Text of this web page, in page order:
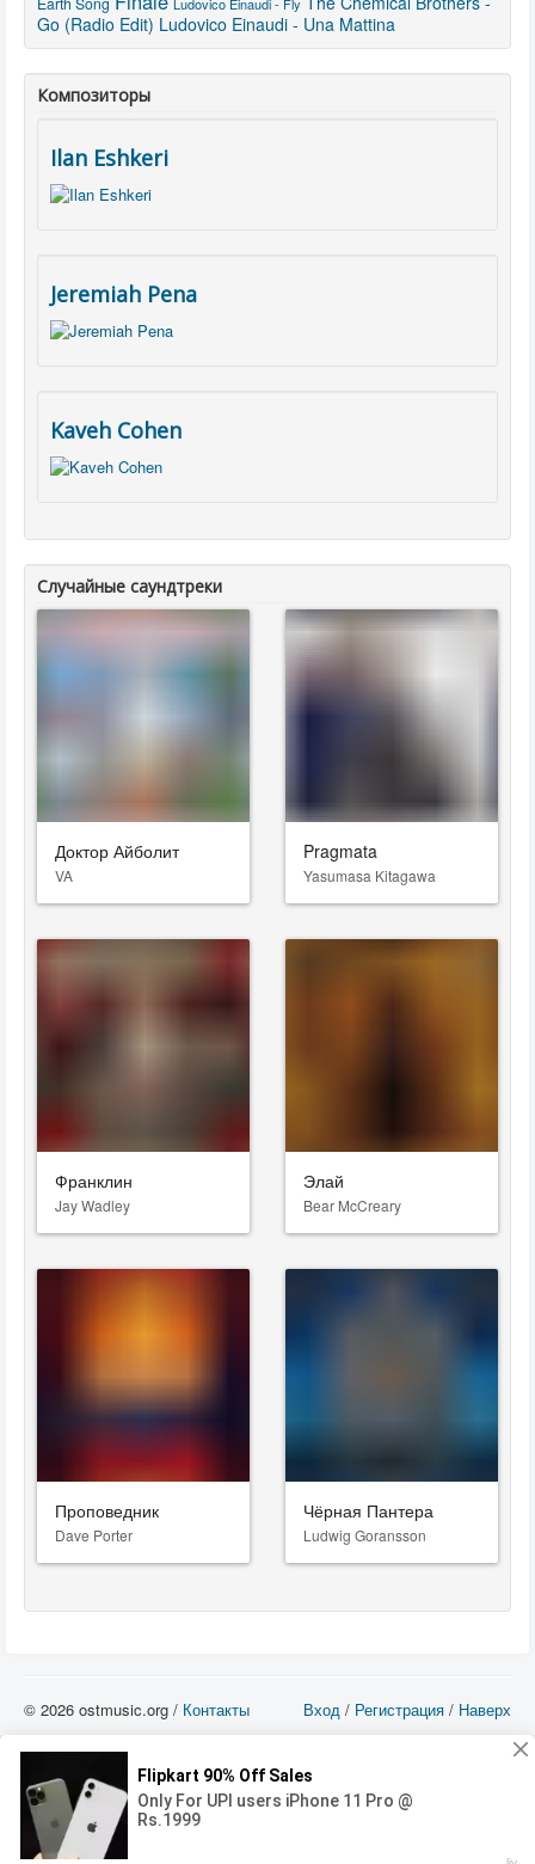
Go (Radio Edit) Ludovico Einaudi - Una Mattina
Композиторы
Ilan Eshkeri
Jeremiah Pena
Kaveh Cohen
Случайные саундтреки
Доктор Айболит
VA
Pragmata
Yasumasa Kitagawa
Франклин
Jay Wadley
Элай
Bear McCreary
Проповедник
Dave Porter
Чёрная Пантера
Ludwig Goransson
Вход / Регистрация / Наверх
© 2026 ostmusic.org / Контакты
можете использовать такие материалы только в том в случае, если
использование производится с ознакомительными целями - для прочих целей
вы должны приобрести лицензионную запись.